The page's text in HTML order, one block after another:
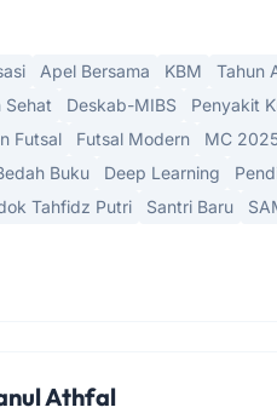
Apel Bersama KBM Tahun
Sehat Deskab-MIBS Penyakit
Futsal Futsal Modern MC
Buku Deep Learning
Tahfidz Putri Santri Baru
Athfal